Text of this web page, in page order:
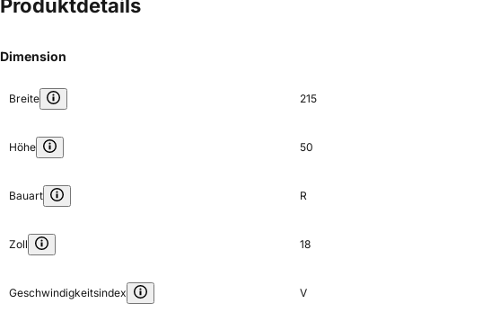
Produktdetails
Dimension
Breite 215
Höhe 50
Bauart R
Zoll 18
Geschwindigkeitsindex V